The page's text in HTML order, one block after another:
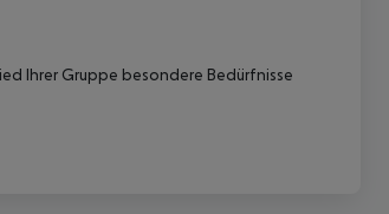
Ihrer Gruppe besondere Bedürfnisse